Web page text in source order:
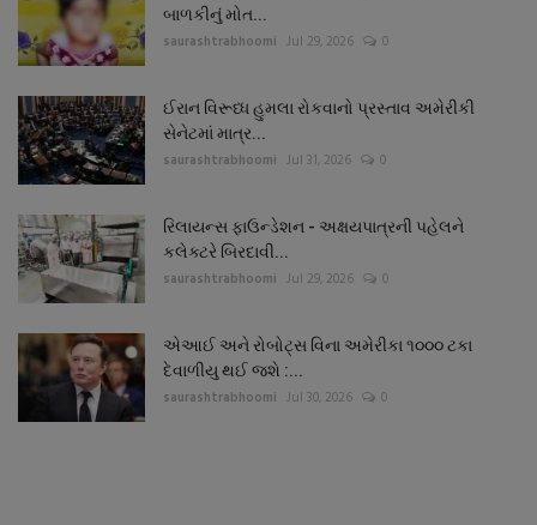
બાળકીનું મોત...
saurashtrabhoomi Jul 29, 2026 0
ઈરાન વિરૂધ્ધ હુમલા રોકવાનો પ્રસ્તાવ અમેરીકી
સેનેટમાં માત્ર...
saurashtrabhoomi Jul 31, 2026 0
રિલાયન્સ ફાઉન્ડેશન - અક્ષયપાત્રની પહેલને
કલેક્ટરે બિરદાવી...
saurashtrabhoomi Jul 29, 2026 0
એઆઈ અને રોબોટ્સ વિના અમેરીકા ૧૦૦૦ ટકા
દેવાળીયુ થઈ જશે :...
saurashtrabhoomi Jul 30, 2026 0